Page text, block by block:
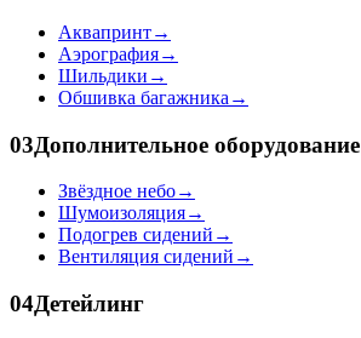
Аквапринт→
Аэрография→
Шильдики →
Обшивка багажника →
03Дополнительное оборудование
Звёздное небо→
Шумоизоляция→
Подогрев сидений →
Вентиляция сидений →
04Детейлинг